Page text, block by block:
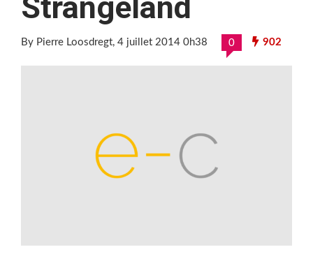
By Pierre Loosdregt, 4 juillet 2014 0h38 0 902